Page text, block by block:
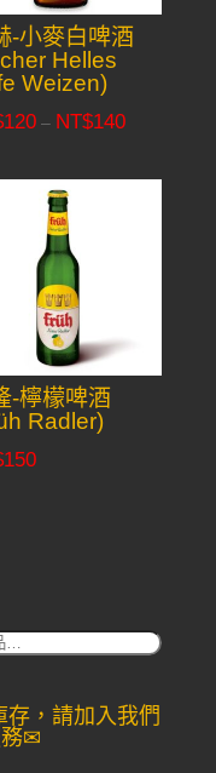
-小麥白啤酒
Helles
Weizen)
120 – NT$140Price
NT$120
-檸檬啤酒
Radler)
150
搜
，請加入我們
務✉